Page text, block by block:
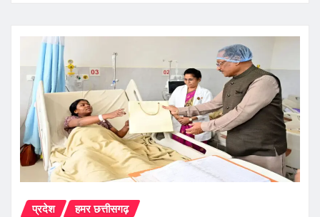
प्रदेश हमर छत्तीसगढ़